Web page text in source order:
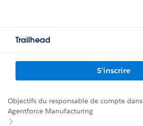
Trailhead
S'inscrire
Objectifs du responsable de compte dans
Agentforce Manufacturing